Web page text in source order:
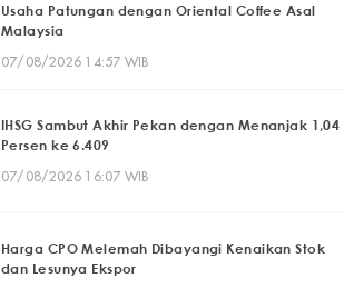
Usaha Patungan dengan Oriental Coffee Asal
Malaysia
07/08/2026 14:57 WIB
IHSG Sambut Akhir Pekan dengan Menanjak 1,04
Persen ke 6.409
07/08/2026 16:07 WIB
Harga CPO Melemah Dibayangi Kenaikan Stok
dan Lesunya Ekspor